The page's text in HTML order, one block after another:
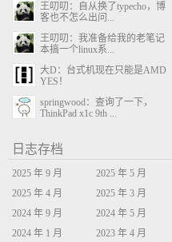
王叨叨：自从换了typecho，博
客也不怎么出问...
王叨叨：我准备给我的老笔记
本搞一个linux系...
大D：台式机现在只能是AMD
YES！
springwood：查询了一下，
ThinkPad x1c 9th ...
日志存档
2025 年 9 月
2025 年 5 月
2025 年 4 月
2025 年 3 月
2024 年 9 月
2024 年 5 月
2024 年 1 月
2023 年 4 月